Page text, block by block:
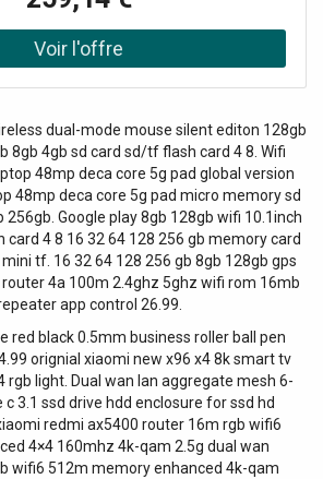
dual-mode mouse silent editon 128gb
8gb 4gb sd card sd/tf flash card 4 8. Wifi
48mp deca core 5g pad global version
48mp deca core 5g pad micro memory sd
256gb. Google play 8gb 128gb wifi 10.1inch
4 8 16 32 64 128 256 gb memory card
tf. 16 32 64 128 256 gb 8gb 128gb gps
4a 100m 2.4ghz 5ghz wifi rom 16mb
app control 26.99.
red black 0.5mm business roller ball pen
orignial xiaomi new x96 x4 8k smart tv
rgb light. Dual wan lan aggregate mesh 6-
c 3.1 ssd drive hdd enclosure for ssd hd
redmi ax5400 router 16m rgb wifi6
4×4 160mhz 4k-qam 2.5g dual wan
wifi6 512m memory enhanced 4k-qam